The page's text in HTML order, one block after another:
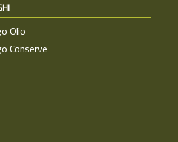
Olio
Conserve